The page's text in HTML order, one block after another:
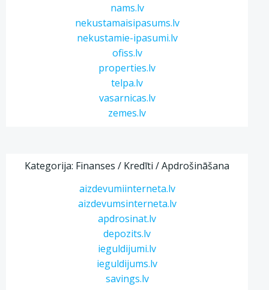
nams.lv
nekustamaisipasums.lv
nekustamie-ipasumi.lv
ofiss.lv
properties.lv
telpa.lv
vasarnicas.lv
zemes.lv
Kategorija: Finanses / Kredīti / Apdrošināšana
aizdevumiinterneta.lv
aizdevumsinterneta.lv
apdrosinat.lv
depozits.lv
ieguldijumi.lv
ieguldijums.lv
savings.lv